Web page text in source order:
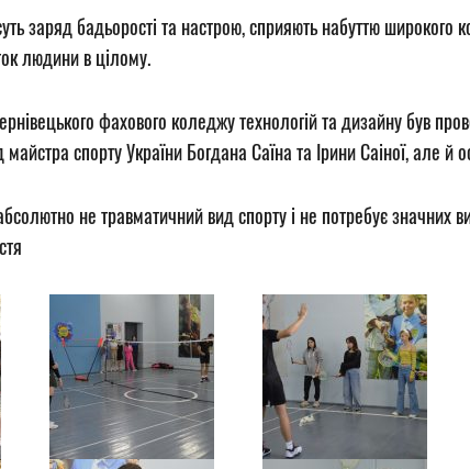
заряд бадьорості та настрою, сприяють набуттю
людини в цілому.
фахового коледжу технологій та дизайну був
майстра спорту України Богдана Саїна та Ірини Саіної, але
не травматичний вид спорту і не потребує значних